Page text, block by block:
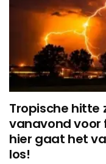
Tropische hitte
vanavond voor
hier gaat het
los!